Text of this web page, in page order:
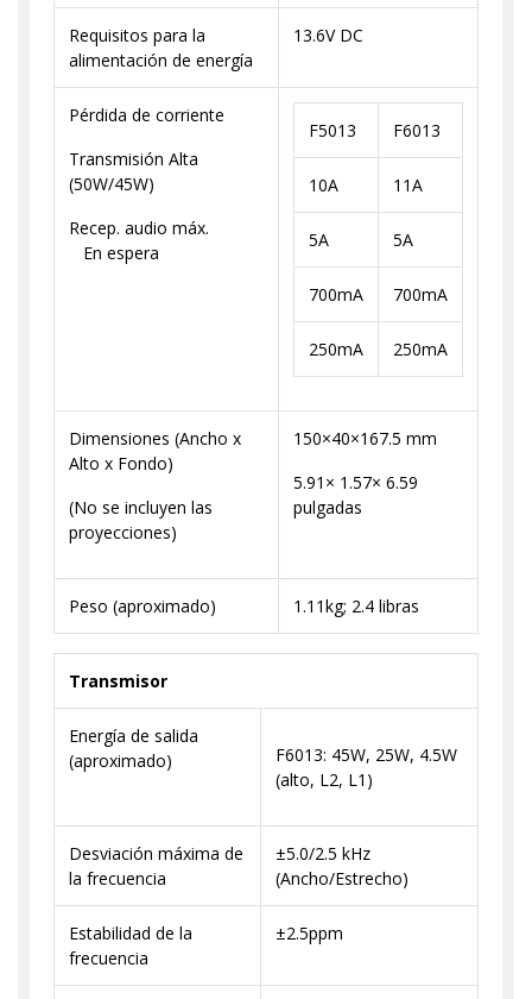
Requisitos para la
alimentación de energía
13.6V DC
Pérdida de corriente
Transmisión Alta
(50W/45W)
Recep. audio máx.
En espera
F5013 F6013
10A 11A
5A 5A
700mA 700mA
250mA 250mA
Dimensiones (Ancho x
Alto x Fondo)
(No se incluyen las
proyecciones)
150×40×167.5 mm
5.91× 1.57× 6.59
pulgadas
Peso (aproximado) 1.11kg; 2.4 libras
Transmisor
Energía de salida
(aproximado)
F6013: 45W, 25W, 4.5W
(alto, L2, L1)
Desviación máxima de
la frecuencia
±5.0/2.5 kHz
(Ancho/Estrecho)
Estabilidad de la
frecuencia
±2.5ppm